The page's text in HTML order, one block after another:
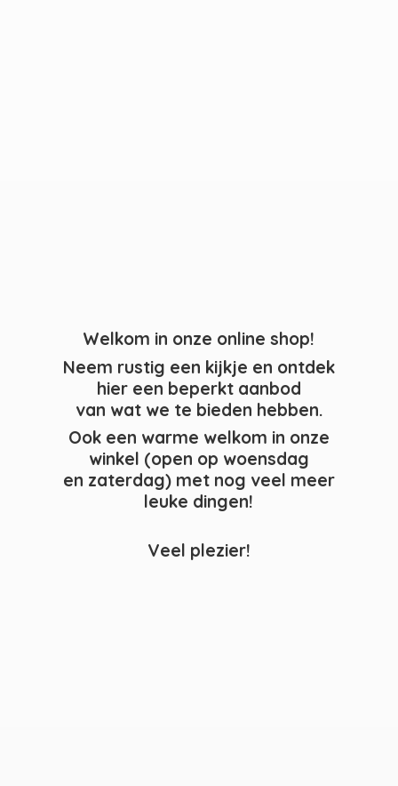
Welkom in onze online shop!
Neem rustig een kijkje en ontdek
hier een beperkt aanbod
van wat we te bieden hebben.
Ook een warme welkom in onze
winkel (open op woensdag
en zaterdag) met nog veel meer
leuke dingen!
Veel plezier!